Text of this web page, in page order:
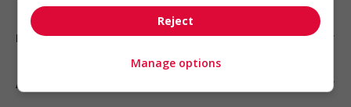
Nos suggestions
À propos
Reject
Manage options